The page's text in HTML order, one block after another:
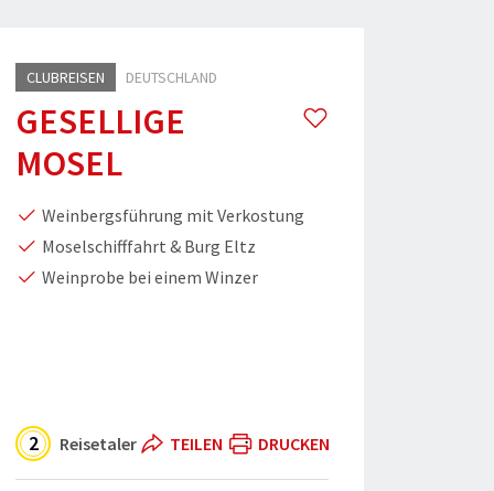
CLUBREISEN DEUTSCHLAND
GESELLIGE
MOSEL
Weinbergsführung mit Verkostung
Moselschifffahrt & Burg Eltz
Weinprobe bei einem Winzer
2 Reisetaler TEILEN DRUCKEN